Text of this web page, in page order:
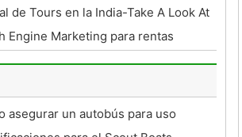
Paquete
de Tours en la India-Take A Look At
coloridas celebraciones de los
de la India!
Engine Marketing para rentas
Consejos y trucos
asegurar un autobús para uso